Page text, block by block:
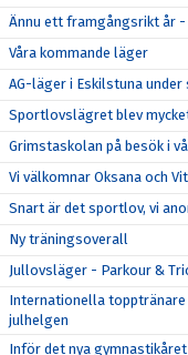
Ännu ett framgångsrikt år -
Våra kommande läger
AG-läger i Eskilstuna
Sportlovslägret blev
Grimstaskolan på besök i
Vi välkomnar Oksana och
Snart är det sportlov, vi
Ny träningsoverall
Jullovsläger - Parkour &
Internationella topptränare
julhelgen
Inför det nya